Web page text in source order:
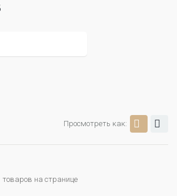
Просмотреть как:
товаров на странице